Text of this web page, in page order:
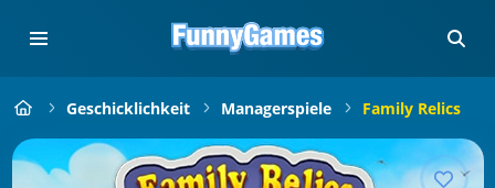
Geschicklichkeit Managerspiele Family Relics